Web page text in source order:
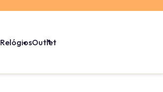
RelógiosOutlet